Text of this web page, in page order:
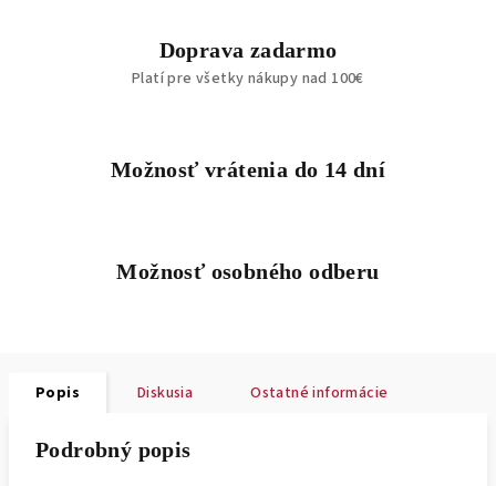
Doprava zadarmo
Platí pre všetky nákupy nad 100€
Možnosť vrátenia do 14 dní
Možnosť osobného odberu
Popis Diskusia Ostatné informácie
Podrobný popis